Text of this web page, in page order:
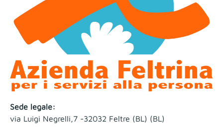
Sede legale:
via Luigi Negrelli,7 -32032 Feltre (BL) (BL)